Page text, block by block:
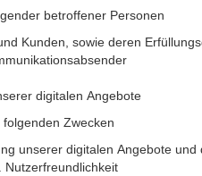
betroffener Personen
Kunden, sowie deren
digitalen Angebote
Zwecken
unserer digitalen Angebote und
Nutzerfreundlichkeit